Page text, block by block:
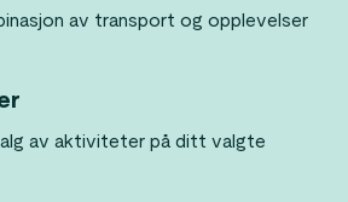
av transport og opplevelser
av aktiviteter på ditt valgte